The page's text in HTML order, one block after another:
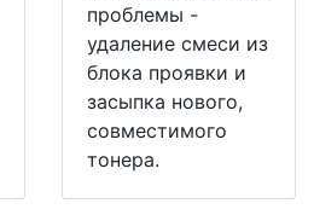
проблемы -
удаление смеси из
блока проявки и
засыпка нового,
совместимого
тонера.